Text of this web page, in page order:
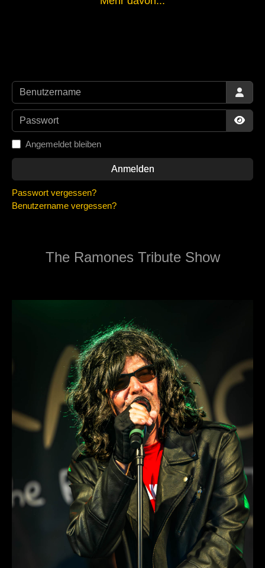
Benutzername
Passwort
Angemeldet bleiben
Anmelden
Passwort vergessen?
Benutzername vergessen?
The Ramones Tribute Show